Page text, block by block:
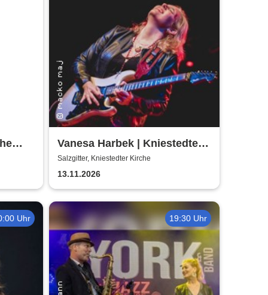
Vanesa Harbek | Kniestedter
Kirche
Salzgitter, Kniestedter Kirche
13.11.2026
Uhr 19:30 Uhr